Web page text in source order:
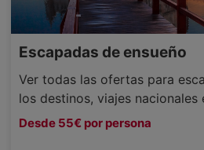
Escapadas de ensueño
Ver todas las ofertas para
los destinos, viajes nacionales
Desde 55€ por persona